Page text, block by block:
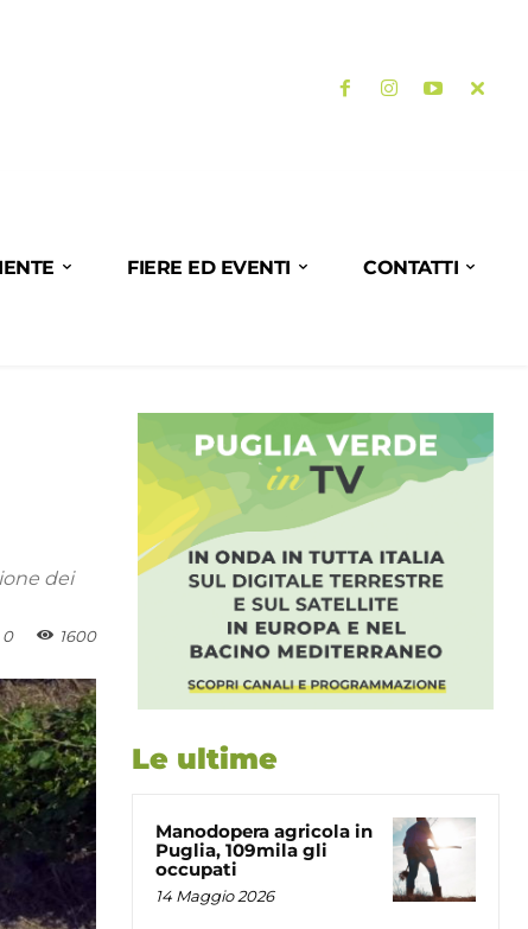
FIERE ED EVENTI CONTATTI
dei
0 1600
Le ultime
Manodopera agricola in
Puglia, 109mila gli
occupati
14 Maggio 2026